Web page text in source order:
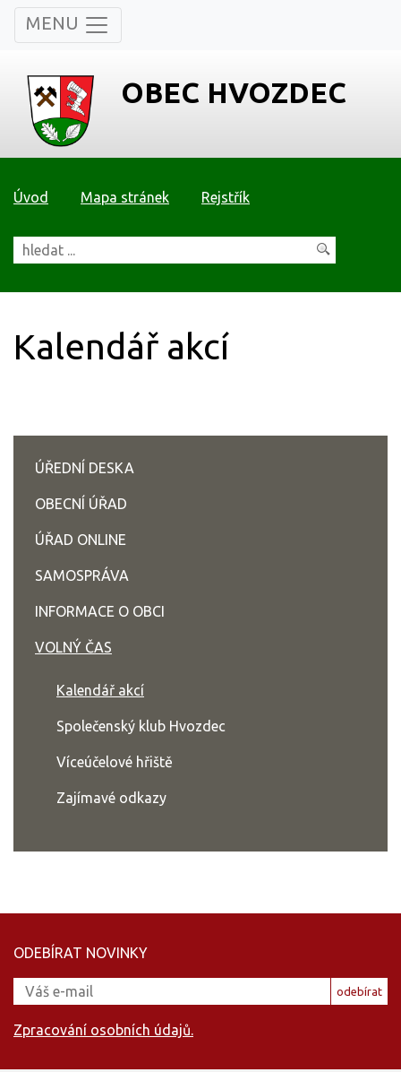
MENU
OBEC HVOZDEC
Úvod Mapa stránek Rejstřík
Kalendář akcí
ÚŘEDNÍ DESKA
OBECNÍ ÚŘAD
ÚŘAD ONLINE
SAMOSPRÁVA
INFORMACE O OBCI
VOLNÝ ČAS
Kalendář akcí
Společenský klub Hvozdec
Víceúčelové hřiště
Zajímavé odkazy
ODEBÍRAT NOVINKY
odebírat
Zpracování osobních údajů.